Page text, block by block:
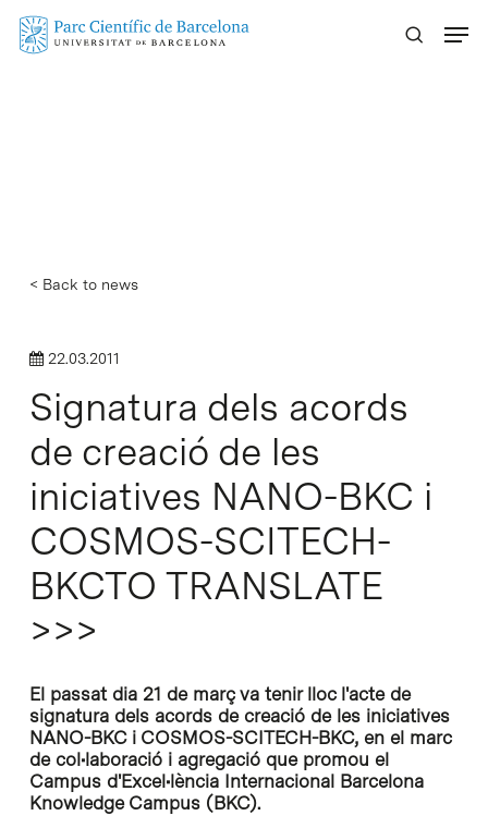
Skip
< Back to news
22.03.2011
Signatura dels acords
de creació de les
iniciatives NANO-BKC i
COSMOS-SCITECH-
BKCTO TRANSLATE
>>>
El passat dia 21 de març va tenir lloc l'acte de
signatura dels acords de creació de les iniciatives
NANO-BKC i COSMOS-SCITECH-BKC, en el marc
de col•laboració i agregació que promou el
Campus d'Excel•lència Internacional Barcelona
Knowledge Campus (BKC).